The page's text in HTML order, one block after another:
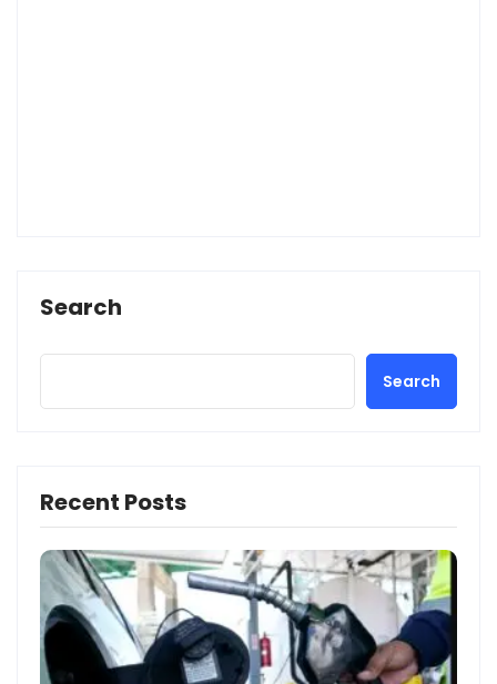
Search
Search
Recent Posts